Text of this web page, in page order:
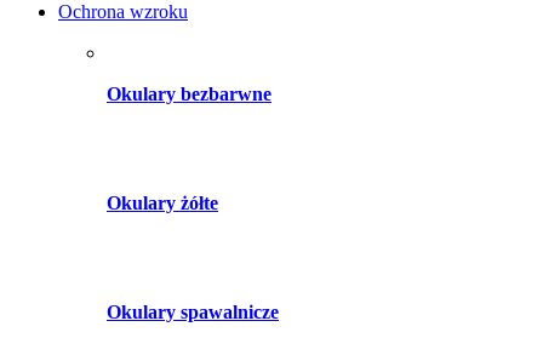
Ochrona wzroku
Okulary bezbarwne
Okulary żółte
Okulary spawalnicze